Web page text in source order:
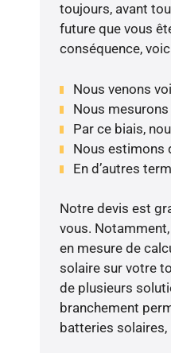
toujours, avant
future que vous
conséquence,
Nous venons
Nous
Par ce biais,
Nous estimons
En d’autres
Notre devis est
vous.
en mesure de
solaire sur votre
de plusieurs
branchement
batteries solaires,